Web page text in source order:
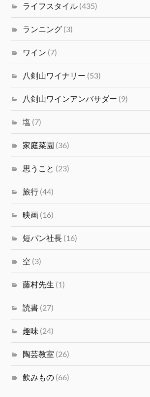
ライフスタイル (435)
ランニング (3)
ワイン (7)
八剣山ワイナリー (53)
八剣山ワインアンバサダー (9)
塩 (7)
家庭菜園 (36)
思うこと (23)
旅行 (44)
映画 (16)
短パン社長 (16)
空 (3)
藤村先生 (1)
読書 (27)
趣味 (24)
陶芸教室 (26)
飲みもの (66)